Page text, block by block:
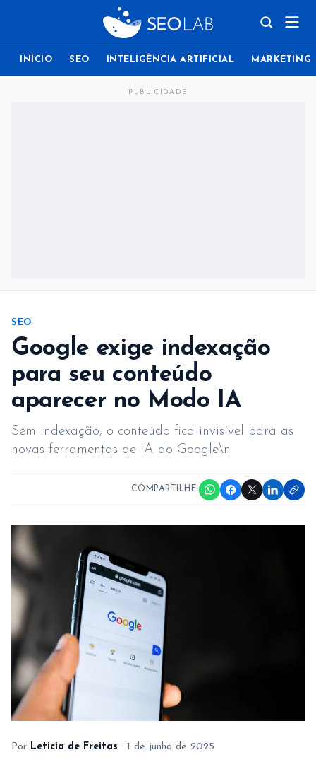
INÍCIO SEO INTELIGÊNCIA ARTIFICIAL MARKETING
PUBLICIDADE
SEO
Google exige indexação
para seu conteúdo
aparecer no Modo IA
Sem indexação, o conteúdo fica invisível para as
novas ferramentas de IA do Google\n
COMPARTILHE:
Por Leticia de Freitas · 1 de junho de 2025